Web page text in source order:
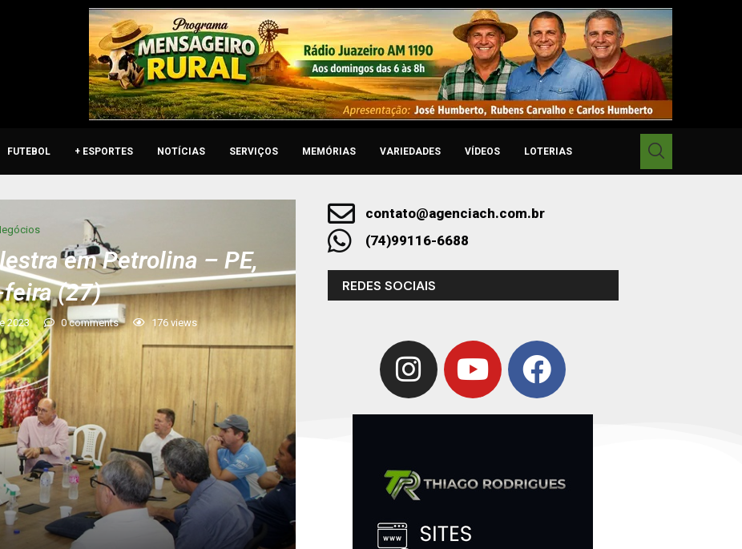
FUTEBOL + ESPORTES NOTÍCIAS SERVIÇOS MEMÓRIAS VARIEDADES VÍDEOS LOTERIAS
em Petrolina – PE,
(27)
2023 0 comments 176views
contato@agenciach.com.br
(74)99116-6688
REDES SOCIAIS